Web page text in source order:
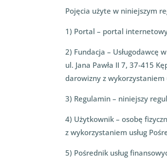
Pojęcia użyte w niniejszym
1) Portal – portal
2) Fundacja – Usługodawcę
ul. Jana Pawła II 7, 37-415
darowizny z wykorzystaniem
3) Regulamin – niniejszy
4) Użytkownik – osobę
z wykorzystaniem usług
5) Pośrednik usług